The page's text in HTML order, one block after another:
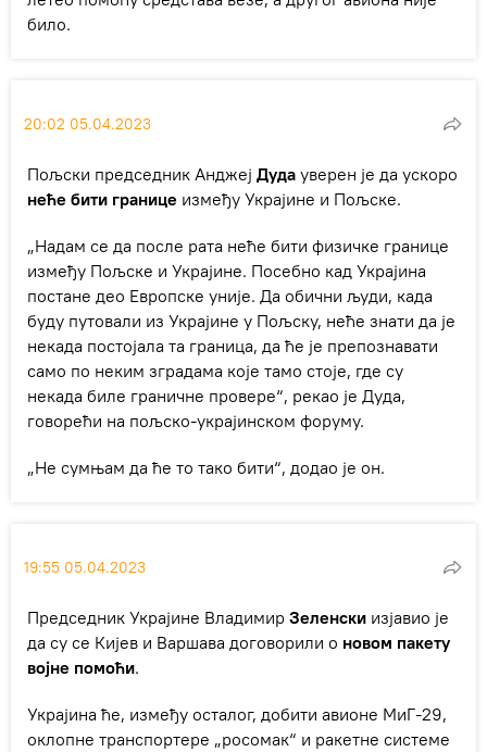
било.
20:02 05.04.2023
Пољски председник Анджеј Дуда уверен је да ускоро
неће бити границе између Украјине и Пољске.
„Надам се да после рата неће бити физичке границе
између Пољске и Украјине. Посебно кад Украјина
постане део Европске уније. Да обични људи, када
буду путовали из Украјине у Пољску, неће знати да је
некада постојала та граница, да ће је препознавати
само по неким зградама које тамо стоје, где су
некада биле граничне провере“, рекао је Дуда,
говорећи на пољско-украјинском форуму.
„Не сумњам да ће то тако бити“, додао је он.
19:55 05.04.2023
Председник Украјине Владимир Зеленски изјавио је
да су се Кијев и Варшава договорили о новом пакету
војне помоћи.
Украјина ће, између осталог, добити авионе МиГ-29,
оклопне транспортере „росомак“ и ракетне системе